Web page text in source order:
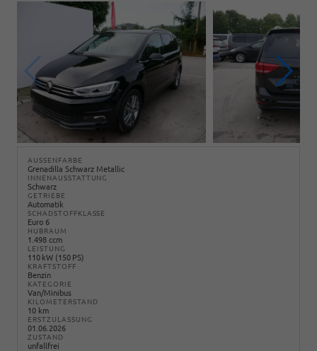
AUSSENFARBE
Grenadilla Schwarz Metallic
INNENAUSSTATTUNG
Schwarz
GETRIEBE
Automatik
SCHADSTOFFKLASSE
Euro 6
HUBRAUM
1.498 ccm
LEISTUNG
110 kW (150 PS)
KRAFTSTOFF
Benzin
KATEGORIE
Van/Minibus
KILOMETERSTAND
10 km
ERSTZULASSUNG
01.06.2026
ZUSTAND
unfallfrei